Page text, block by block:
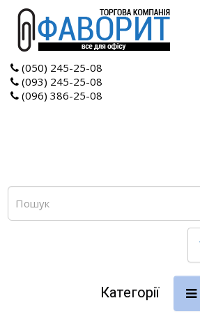
(050) 245-25-08
(093) 245-25-08
(096) 386-25-08
Категорії